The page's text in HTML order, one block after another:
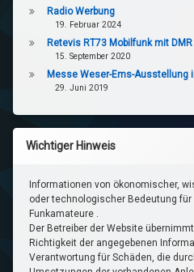
Radio Werbung
19. Februar 2024
Retevis RT73 Mobilfunk mit DMR
15. September 2020
Messe Weser-Ems-Ausstellung
29. Juni 2019
Wichtiger Hinweis
Informationen von ökonomischer,
oder technologischer Bedeutung
Funkamateure .
Der Betreiber der Website
Richtigkeit der angegebenen
Verantwortung für Schäden, die